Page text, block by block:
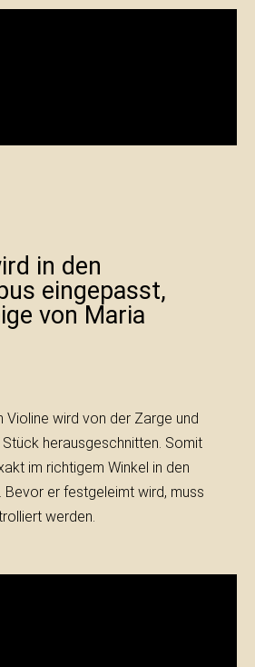
in den
eingepasst,
von Maria
Violine wird von der Zarge und
herausgeschnitten. Somit
im richtigem Winkel in den
Bevor er festgeleimt wird, muss
werden.